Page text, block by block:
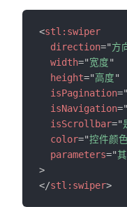
<stl: swiper
direction="方
width="宽度"
height="高度"
isPagination="
isNavigation="
isScrollbar="
color="控件颜色
parameters="
>
</stl: swiper>